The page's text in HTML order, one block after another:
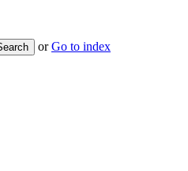
orGo to index